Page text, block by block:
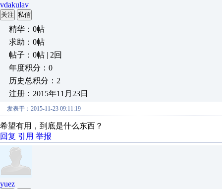
vdakulav
关注 私信
精华：0帖
求助：0帖
帖子：0帖 | 2回
年度积分：0
历史总积分：2
注册：2015年11月23日
发表于：2015-11-23 09:11:19
希望有用，到底是什么东西？
回复 引用 举报
yuez